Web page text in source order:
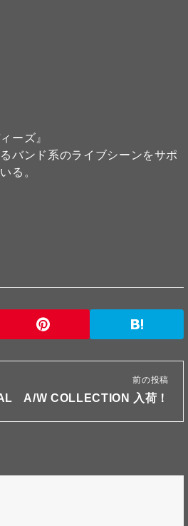
ーズ』
バンド系のライブシーンをサポ
る。
前の投稿
A/W COLLECTION 入荷！